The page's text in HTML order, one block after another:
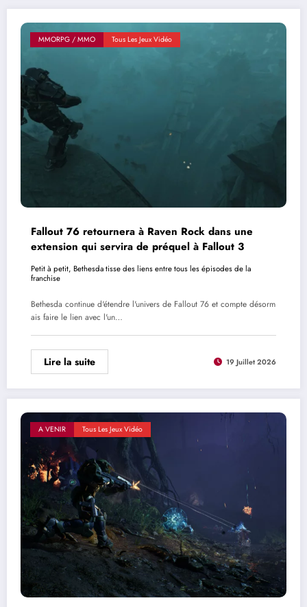
MMORPG / MMO Tous Les Jeux Vidéo
Fallout 76 retournera à Raven Rock dans une
extension qui servira de préquel à Fallout 3
Petit à petit, Bethesda tisse des liens entre tous les épisodes de la
franchise
Bethesda continue d'étendre l'univers de Fallout 76 et compte désorm
ais faire le lien avec l'un…
Lire la suite 19 Juillet 2026
A VENIR Tous Les Jeux Vidéo